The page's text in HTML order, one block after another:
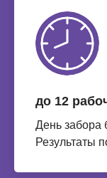
до 12
День забора
Результаты